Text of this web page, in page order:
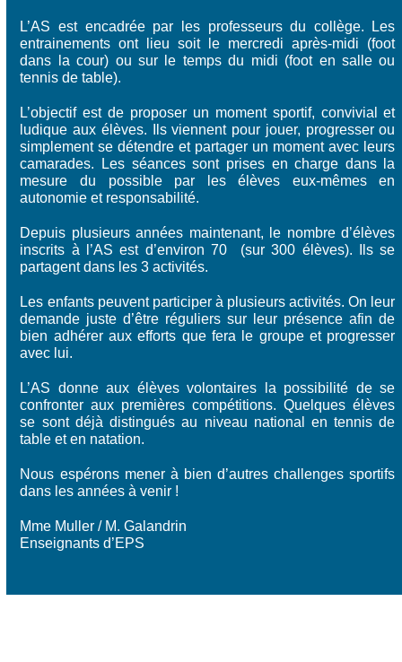
L’AS est encadrée par les professeurs du collège. Les
entrainements ont lieu soit le mercredi après-midi (foot
dans la cour) ou sur le temps du midi (foot en salle ou
tennis de table).
L’objectif est de proposer un moment sportif, convivial et
ludique aux élèves. Ils viennent pour jouer, progresser ou
simplement se détendre et partager un moment avec leurs
camarades. Les séances sont prises en charge dans la
mesure du possible par les élèves eux-mêmes en
autonomie et responsabilité.
Depuis plusieurs années maintenant, le nombre d’élèves
inscrits à l’AS est d’environ 70 (sur 300 élèves). Ils se
partagent dans les 3 activités.
Les enfants peuvent participer à plusieurs activités. On leur
demande juste d’être réguliers sur leur présence afin de
bien adhérer aux efforts que fera le groupe et progresser
avec lui.
L’AS donne aux élèves volontaires la possibilité de se
confronter aux premières compétitions. Quelques élèves
se sont déjà distingués au niveau national en tennis de
table et en natation.
Nous espérons mener à bien d’autres challenges sportifs
dans les années à venir !
Mme Muller / M. Galandrin
Enseignants d’EPS